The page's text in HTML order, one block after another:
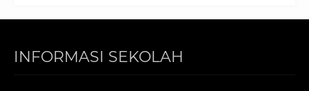
INFORMASI SEKOLAH